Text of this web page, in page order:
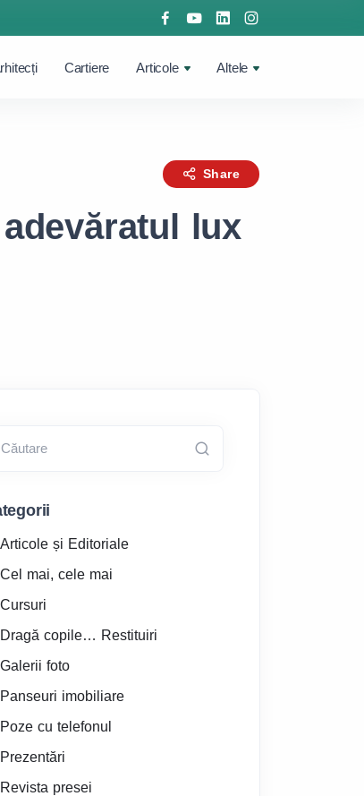
Cartiere Articole Altele
Share
lux
Căutare
Articole și Editoriale
Cel mai, cele mai
Cursuri
Dragă copile… Restituiri
Galerii foto
Panseuri imobiliare
Poze cu telefonul
Prezentări
Revista presei